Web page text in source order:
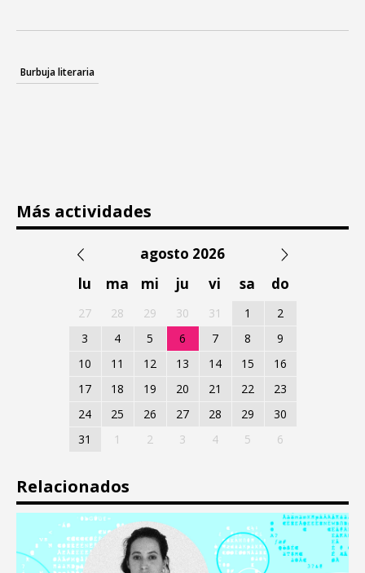
Burbuja literaria
Más actividades
agosto 2026
lu
ma mi ju vi sa do
27 28 29 30 31 1
2
3
4 5 6 7 8
9
10
11 12 13 14 15
16
17
18 19 20 21 22
23
24
25 26 27 28 29
30
31
1 2 3 4 5 6
Relacionados